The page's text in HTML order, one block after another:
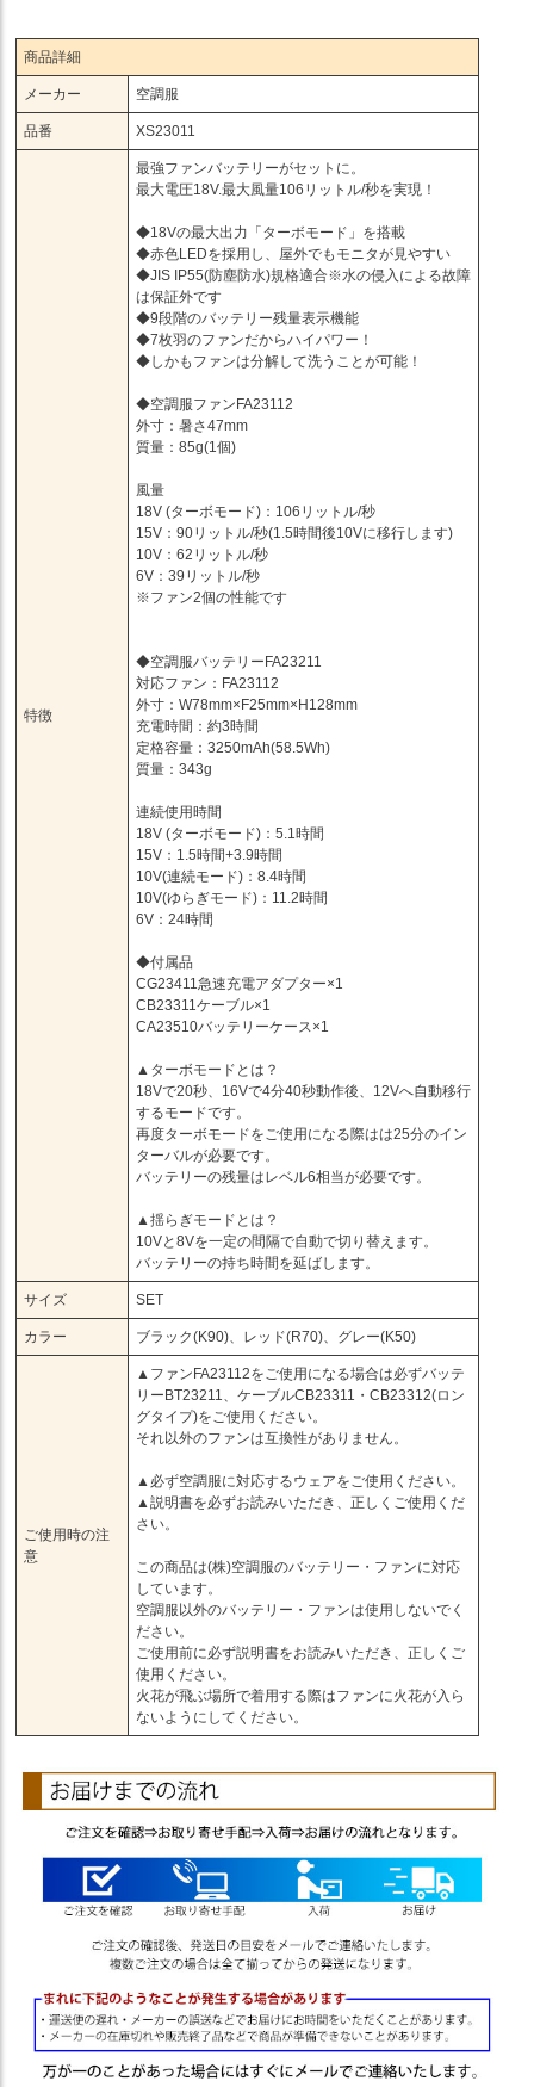
商品詳細
メーカー 空調服
品番 XS23011
特徴
最強ファンバッテリーがセットに。
最大電圧18V.最大風量106リットル/秒を実現！
◆18Vの最大出力「ターボモード」を搭載
◆赤色LEDを採用し、屋外でもモニタが見やすい
◆JIS IP55(防塵防水)規格適合※水の侵入による故障
は保証外です
◆9段階のバッテリー残量表示機能
◆7枚羽のファンだからハイパワー！
◆しかもファンは分解して洗うことが可能！
◆空調服ファンFA23112
外寸：暑さ47mm
質量：85g(1個)
風量
18V (ターボモード)：106リットル/秒
15V：90リットル/秒(1.5時間後10Vに移行します)
10V：62リットル/秒
6V：39リットル/秒
※ファン2個の性能です
◆空調服バッテリーFA23211
対応ファン：FA23112
外寸：W78mm×F25mm×H128mm
充電時間：約3時間
定格容量：3250mAh(58.5Wh)
質量：343g
連続使用時間
18V (ターボモード)：5.1時間
15V：1.5時間+3.9時間
10V(連続モード)：8.4時間
10V(ゆらぎモード)：11.2時間
6V：24時間
◆付属品
CG23411急速充電アダプター×1
CB23311ケーブル×1
CA23510バッテリーケース×1
▲ターボモードとは？
18Vで20秒、16Vで4分40秒動作後、12Vへ自動移行
するモードです。
再度ターボモードをご使用になる際はは25分のイン
ターバルが必要です。
バッテリーの残量はレベル6相当が必要です。
▲揺らぎモードとは？
10Vと8Vを一定の間隔で自動で切り替えます。
バッテリーの持ち時間を延ばします。
サイズ SET
カラー ブラック(K90)、レッド(R70)、グレー(K50)
ご使用時の注
意
▲ファンFA23112をご使用になる場合は必ずバッテ
リーBT23211、ケーブルCB23311・CB23312(ロン
グタイプ)をご使用ください。
それ以外のファンは互換性がありません。
▲必ず空調服に対応するウェアをご使用ください。
▲説明書を必ずお読みいただき、正しくご使用くだ
さい。
この商品は(株)空調服のバッテリー・ファンに対応
しています。
空調服以外のバッテリー・ファンは使用しないでく
ださい。
ご使用前に必ず説明書をお読みいただき、正しくご
使用ください。
火花が飛ぶ場所で着用する際はファンに火花が入ら
ないようにしてください。